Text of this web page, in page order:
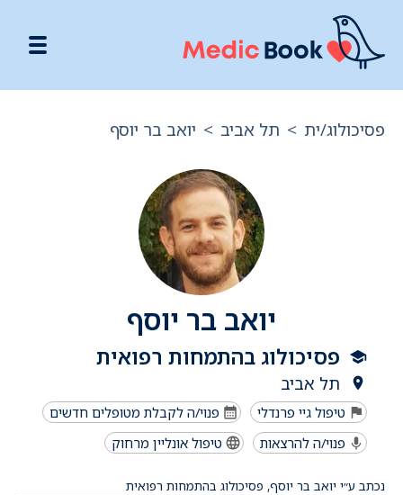
פסיכולוג/ית > תל אביב > יואב בר יוסף
יואב בר יוסף
פסיכולוג בהתמחות רפואית
תל אביב
טיפול גיי פרנדלי
פנוי/ה לקבלת מטופלים חדשים
פנוי/ה להרצאות
טיפול אונליין מרחוק
נכתב ע״י יואב בר יוסף, פסיכולוג בהתמחות רפואית